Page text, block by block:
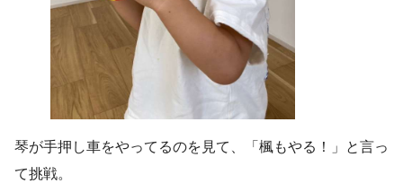
琴が手押し車をやってるのを見て、「楓もやる！」と言っ
て挑戦。